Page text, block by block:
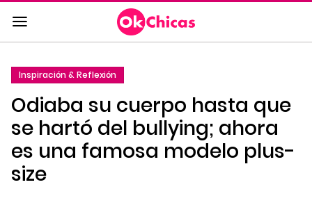
Saltar
al
contenido
a
la
navegación
principal
Inspiración & Reflexión
Odiaba su cuerpo hasta que
se hartó del bullying; ahora
es una famosa modelo plus-
size